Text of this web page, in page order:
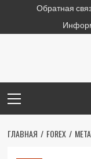
содержимому
Обратная
меню
ГЛАВНАЯ FOREX